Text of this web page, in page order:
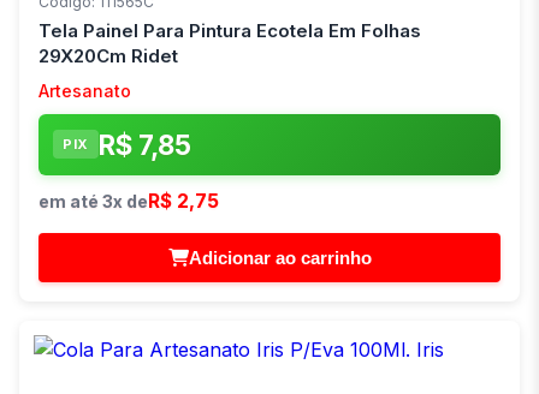
Tela Painel Para Pintura Ecotela Em Folhas
29X20Cm Ridet
Artesanato
PIX R$ 7,85
em até 3x deR$ 2,75
Adicionar ao carrinho